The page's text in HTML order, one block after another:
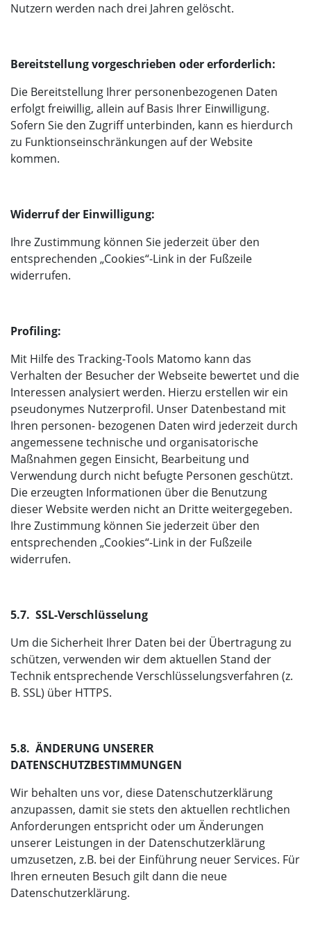
Nutzern werden nach drei Jahren gelöscht.
Bereitstellung vorgeschrieben oder erforderlich:
Die Bereitstellung Ihrer personenbezogenen Daten
erfolgt freiwillig, allein auf Basis Ihrer Einwilligung.
Sofern Sie den Zugriff unterbinden, kann es hierdurch
zu Funktionseinschränkungen auf der Website
kommen.
Widerruf der Einwilligung:
Ihre Zustimmung können Sie jederzeit über den
entsprechenden „Cookies“-Link in der Fußzeile
widerrufen.
Profiling:
Mit Hilfe des Tracking-Tools Matomo kann das
Verhalten der Besucher der Webseite bewertet und die
Interessen analysiert werden. Hierzu erstellen wir ein
pseudonymes Nutzerprofil. Unser Datenbestand mit
Ihren personen- bezogenen Daten wird jederzeit durch
angemessene technische und organisatorische
Maßnahmen gegen Einsicht, Bearbeitung und
Verwendung durch nicht befugte Personen geschützt.
Die erzeugten Informationen über die Benutzung
dieser Website werden nicht an Dritte weitergegeben.
Ihre Zustimmung können Sie jederzeit über den
entsprechenden „Cookies“-Link in der Fußzeile
widerrufen.
5.7. SSL-Verschlüsselung
Um die Sicherheit Ihrer Daten bei der Übertragung zu
schützen, verwenden wir dem aktuellen Stand der
Technik entsprechende Verschlüsselungsverfahren (z.
B. SSL) über HTTPS.
5.8. ÄNDERUNG UNSERER
DATENSCHUTZBESTIMMUNGEN
Wir behalten uns vor, diese Datenschutzerklärung
anzupassen, damit sie stets den aktuellen rechtlichen
Anforderungen entspricht oder um Änderungen
unserer Leistungen in der Datenschutzerklärung
umzusetzen, z.B. bei der Einführung neuer Services. Für
Ihren erneuten Besuch gilt dann die neue
Datenschutzerklärung.